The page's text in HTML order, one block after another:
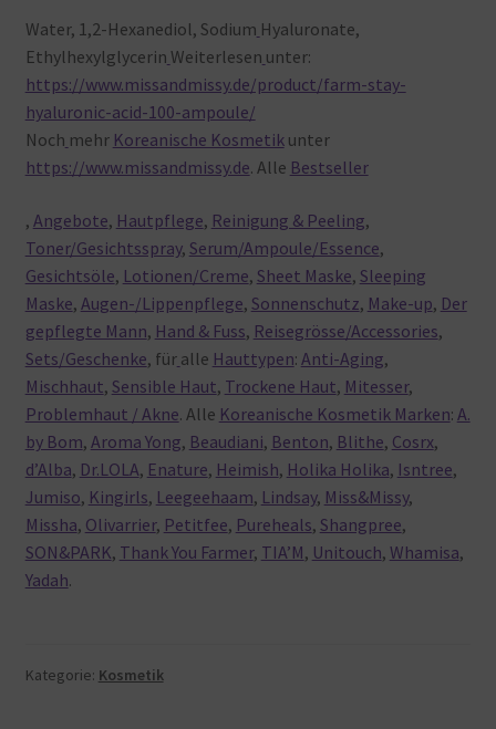
Water, 1,2-Hexanediol, Sodium Hyaluronate,
Ethylhexylglycerin Weiterlesen unter:
https://www.missandmissy.de/product/farm-stay-
hyaluronic-acid-100-ampoule/
Noch mehr Koreanische Kosmetikunter
https://www.missandmissy.de. Alle Bestseller
, Angebote, Hautpflege, Reinigung & Peeling,
Toner/Gesichtsspray, Serum/Ampoule/Essence,
Gesichtsöle, Lotionen/Creme, Sheet Maske, Sleeping
Maske, Augen-/Lippenpflege, Sonnenschutz, Make-up, Der
gepflegte Mann, Hand & Fuss, Reisegrösse/Accessories,
Sets/Geschenke, für alle Hauttypen: Anti-Aging,
Mischhaut, Sensible Haut, Trockene Haut, Mitesser,
Problemhaut / Akne. Alle Koreanische Kosmetik Marken: A.
by Bom, Aroma Yong, Beaudiani, Benton, Blithe, Cosrx,
d’Alba, Dr.LOLA, Enature, Heimish, Holika Holika, Isntree,
Jumiso, Kingirls, Leegeehaam, Lindsay, Miss&Missy,
Missha, Olivarrier, Petitfee, Pureheals, Shangpree,
SON&PARK, Thank You Farmer, TIA’M, Unitouch, Whamisa,
Yadah.
Kategorie: Kosmetik